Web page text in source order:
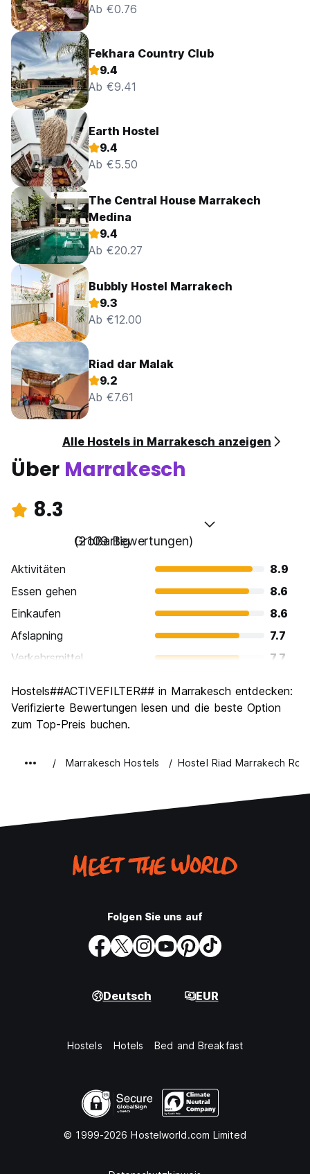
Ab €0.76
Fekhara Country Club
9.4
Ab €9.41
Earth Hostel
9.4
Ab €5.50
The Central House Marrakech
Medina
9.4
Ab €20.27
Bubbly Hostel Marrakech
9.3
Ab €12.00
Riad dar Malak
9.2
Ab €7.61
Alle Hostels in Marrakesch anzeigen
Über Marrakesch
8.3
Großartig
(2109 Bewertungen)
Aktivitäten
8.9
Essen gehen
8.6
Einkaufen
8.6
Afslapning
7.7
Verkehrsmittel
7.7
Kultur
9.1
Nachtleben / Party
Hostels##ACTIVEFILTER## in Marrakesch entdecken:
Verifizierte Bewertungen lesen und die beste Option
zum Top-Preis buchen.
Marrakesch Hostels Hostel Riad Marrakech
Folgen Sie uns auf
Deutsch EUR
Hostels Hotels Bed and Breakfast
© 1999-2026 Hostelworld.com Limited